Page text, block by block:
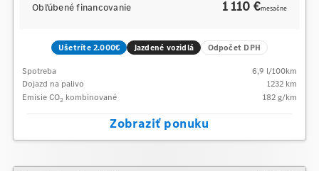
Obľúbené financovanie 1 110 €mesačne
Ušetríte 2.000€ Jazdené vozidlá Odpočet DPH
Spotreba 6,9 l/100km
Dojazd na palivo
1232 km
Emisie CO2 kombinované 182 g/km
Zobraziť ponuku